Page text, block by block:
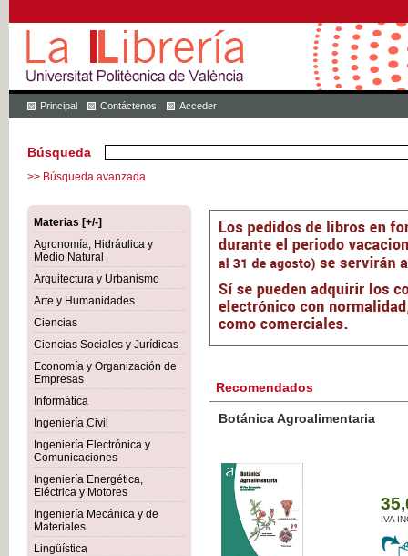
Principal Contáctenos Acceder
Búsqueda
>> Búsqueda avanzada
Materias [+/-]
Agronomía, Hidráulica y
Medio Natural
Arquitectura y Urbanismo
Arte y Humanidades
Ciencias
Ciencias Sociales y Jurídicas
Economía y Organización de
Empresas
Informática
Ingeniería Civil
Ingeniería Electrónica y
Comunicaciones
Ingeniería Energética,
Eléctrica y Motores
Ingeniería Mecánica y de
Materiales
Lingüística
Recomendados
Botánica Agroalimentaria
IVA